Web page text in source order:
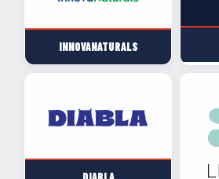
INNOVANATURALS